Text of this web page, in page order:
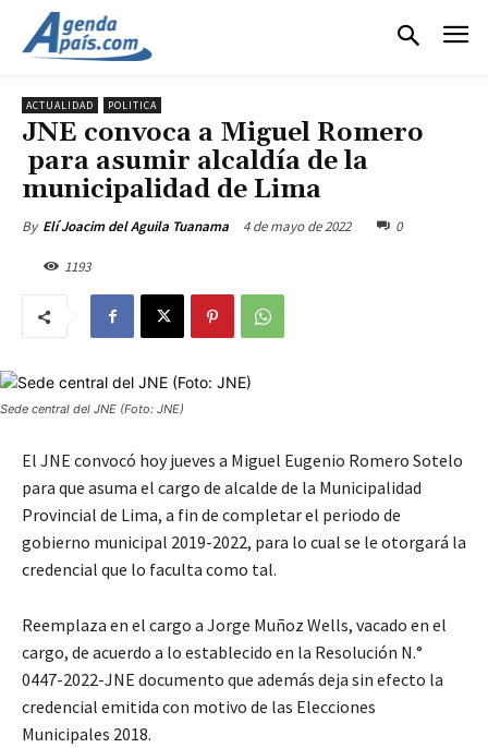
ACTUALIDAD POLITICA
JNE convoca a Miguel Romero
para asumir alcaldía de la
municipalidad de Lima
By Elí Joacim del Aguila Tuanama 4 de mayo de 2022 0
1193
Sede central del JNE (Foto: JNE)
El JNE convocó hoy jueves a Miguel Eugenio Romero Sotelo
para que asuma el cargo de alcalde de la Municipalidad
Provincial de Lima, a fin de completar el periodo de
gobierno municipal 2019-2022, para lo cual se le otorgará la
credencial que lo faculta como tal.
Reemplaza en el cargo a Jorge Muñoz Wells, vacado en el
cargo, de acuerdo a lo establecido en la Resolución N.°
0447-2022-JNE documento que además deja sin efecto la
credencial emitida con motivo de las Elecciones
Municipales 2018.